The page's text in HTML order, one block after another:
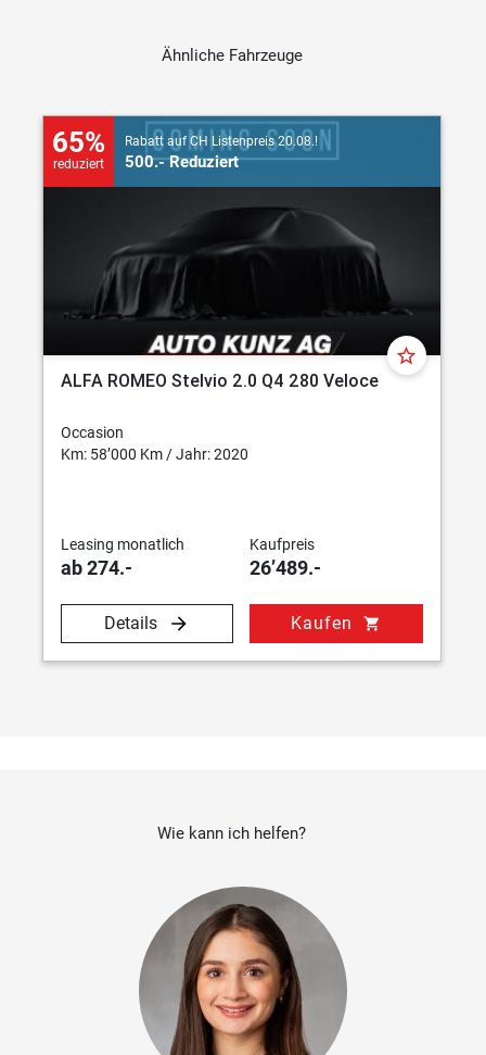
Ähnliche Fahrzeuge
65%
reduziert
Rabatt auf CH Listenpreis 20.08.!
500.- Reduziert
star_border
ALFA ROMEO Stelvio 2.0 Q4 280 Veloce
Occasion
Km: 58’000 Km / Jahr: 2020
Leasing monatlich
ab 274.-
Kaufpreis
26’489.-
Details Kaufen shopping_cart
Wie kann ich helfen?